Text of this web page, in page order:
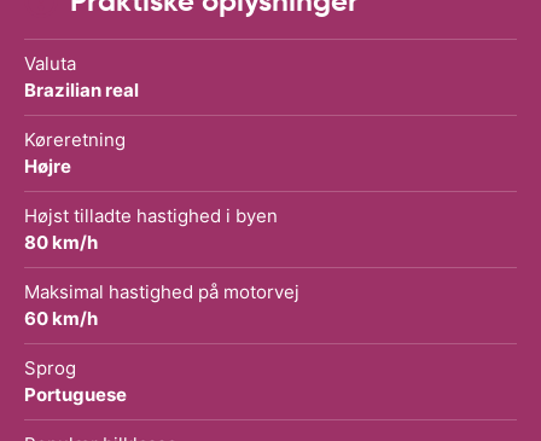
Valuta
Brazilian real
Køreretning
Højre
Højst tilladte hastighed i byen
80 km/h
Maksimal hastighed på motorvej
60 km/h
Sprog
Portuguese